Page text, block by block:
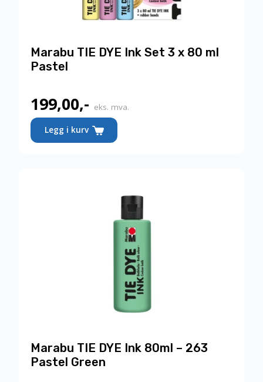
Marabu TIE DYE Ink Set 3 x 80 ml
Pastel
199,00,- eks. mva.
Legg i kurv
Marabu TIE DYE Ink 80ml – 263
Pastel Green